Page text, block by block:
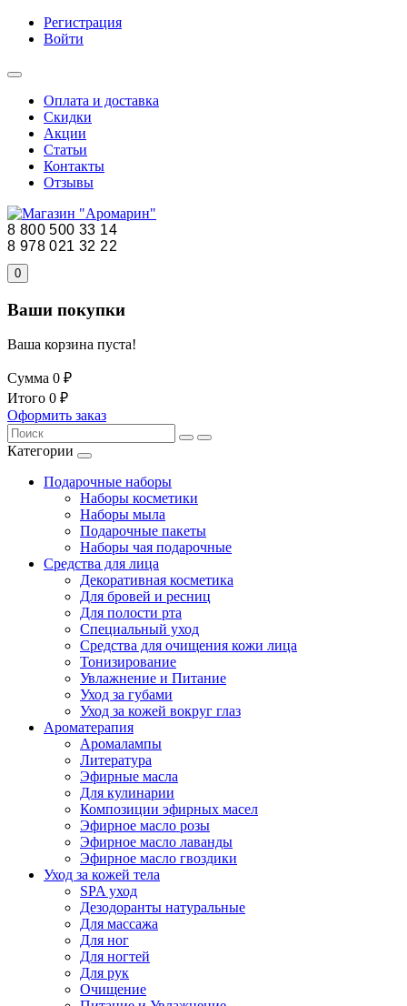
Регистрация
Войти
Оплата и доставка
Скидки
Акции
Статьи
Контакты
Отзывы
8 800 500 33 14
8 978 021 32 22
0
Ваши покупки
Ваша корзина пуста!
Сумма 0 ₽
Итого 0 ₽
Оформить заказ
Категории
Подарочные наборы
Наборы косметики
Наборы мыла
Подарочные пакеты
Наборы чая подарочные
Средства для лица
Декоративная косметика
Для бровей и ресниц
Для полости рта
Специальный уход
Средства для очищения кожи лица
Тонизирование
Увлажнение и Питание
Уход за губами
Уход за кожей вокруг глаз
Ароматерапия
Аромалампы
Литература
Эфирные масла
Для кулинарии
Композиции эфирных масел
Эфирное масло розы
Эфирное масло лаванды
Эфирное масло гвоздики
Уход за кожей тела
SPA уход
Дезодоранты натуральные
Для массажа
Для ног
Для ногтей
Для рук
Очищение